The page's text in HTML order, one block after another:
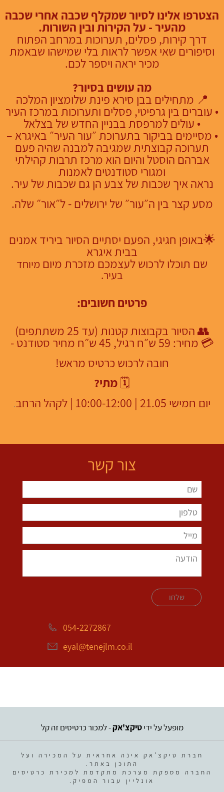
הצטרפו אלינו לסיור שמקלף שכבה אחרי שכבה
מהעיר - על הקירות ובין השורות.
דרך קירות, פסלים, תערוכות במרחב הפתוח
וסיפורים שאי אפשר לראות בלי שמישהו שבאמת
מכיר יראה ויספר לכם.
מה עושים בסיור?
📍 מתחילים בבן סירא פינת שלומציון המלכה
•⁠ ⁠עוברים בין גרפיטי, פסלים ותערוכותבמרכז העיר
•⁠ ⁠עולים למרפסת בבניין החדש של בצלאל
•⁠ ⁠מסיימים בביקור בתערוכת ״עור העיר״ באיגרא –
תערוכה קבוצתית שמגיבה למבנה שהיה פעם
אברהם הוסטל והיום הוא מרכז תרבות קהילתי
ומגורי סטודנטים לאמנות
נראה איך שכבות של צבע הן גם שכבות של עיר.
מסע קצר בין ה״עור״ של ירושלים - ל״אור״ שלה.
🌟באופן חגיגי, הפעם יסתיים הסיור ביריד אמנים
בבית איגרא
שם תוכלו לרכוש לעצמכם מזכרת מיום מיוחד
בעיר.
פרטים חשובים:
👥 הסיור בקבוצות קטנות (עד 25 משתתפים)
💳 מחיר: 59 ש״ח רגיל, 45 ש״ח מחיר סטודנט -
חובה לרכוש כרטיס מראש!
🗓️מתי?
יום חמישי 21.05 | 10:00-12:00 | לקהל הרחב
.
צור קשר
שלחו
054-2272867
eyal@tenejlm.co.il
מופעל על ידיטיקצ'אק- למכור כרטיסים זה קל
חברת טיקצ'אק אינה אחראית על המכירה ועל
התוכן באתר.
החברה מספקת מערכת מתקדמת למכירת כרטיסים
אונליין עבור המפיק.